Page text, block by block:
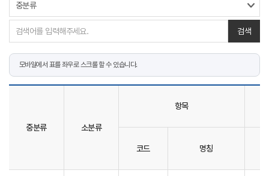
검색
중분류 소분류
항목
코드 명칭